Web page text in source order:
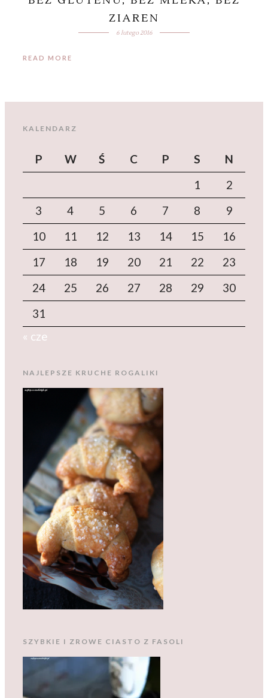
ZIAREN
6 lutego 2016
READ MORE
KALENDARZ
P W Ś C P S
N
1
2
3
4 5 6 7 8
9
10
11 12 13 14 15
16
17
18 19 20 21 22
23
24
25 26 27 28 29
30
31
« cze
NAJLEPSZE KRUCHE ROGALIKI
SZYBKIE I ZROWE CIASTO Z FASOLI